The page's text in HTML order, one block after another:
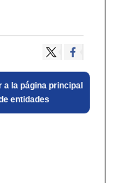
a la página principal
entidades​